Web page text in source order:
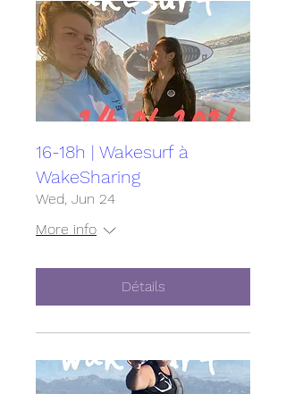
16-18h | Wakesurf à
WakeSharing
Wed, Jun 24
More info
Détails